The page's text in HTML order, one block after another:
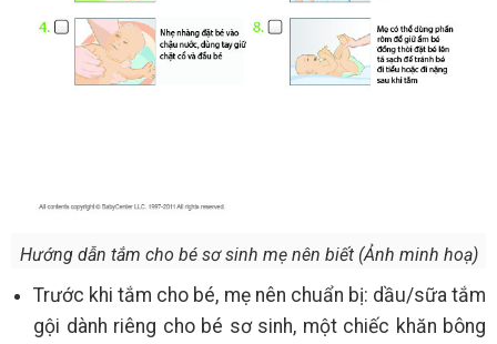
Hướng dẫn tắm cho bé sơ sinh mẹ nên biết (Ảnh minh hoạ)
Trước khi tắm cho bé, mẹ nên chuẩn bị: dầu/sữa tắm
gội dành riêng cho bé sơ sinh, một chiếc khăn bông